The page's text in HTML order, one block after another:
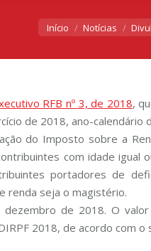
Você está aqui:
Início Notícias
RFB nº 3, de 2018,
de 2018, ano-calendário
do Imposto sobre a
com idade igual
portadores de
renda seja o magistério.
de 2018. O
2018, de acordo com o